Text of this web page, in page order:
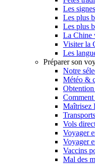
Les
Les plus
Les plus
La Chine
Visiter la
Les
Préparer son
Notre
Météo &
Maîtrisez
Vols
Voyager
Voyager
Vaccins
Mal des